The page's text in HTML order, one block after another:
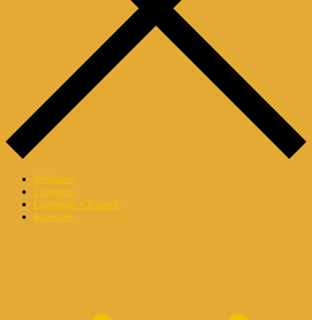
Webinare
Experten
Corporate Channels
Kalender